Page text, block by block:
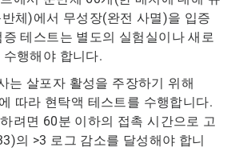
체)에서 무성장(완전 사멸)을 입증
테스트는 별도의 실험실이나 새로
행해야 합니다.
는 살포자 활성을 주장하기 위해
따라 현탁액 테스트를 수행합니다.
려면 60분 이하의 접촉 시간으로 고
의 >3 로그 감소를 달성해야 합니